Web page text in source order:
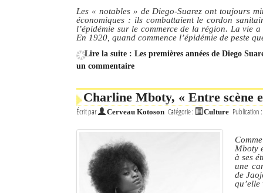
Les « notables » de Diego-Suarez ont toujours
économiques : ils combattaient le cordon
l’épidémie sur le commerce de la région. La vie
En 1920, quand commence l’épidémie de peste
Lire la suite : Les premières années de Diego
un commentaire
Charline Mboty, « Entre scène
Écrit par Cerveau Kotoson Catégorie : Culture Publication :
Mboty
à ses
une
de
qu’elle